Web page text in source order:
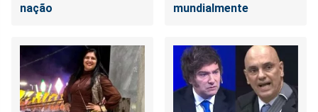
nação
mundialmente